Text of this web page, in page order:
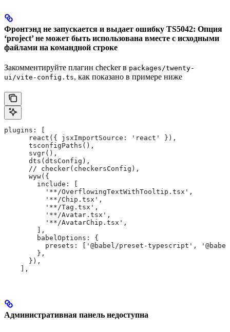
Фронтэнд не запускается и выдает ошибку TS5042: Опция
‘project’ не может быть использована вместе с исходными
файлами на командной строке
Закомментируйте плагин checker в packages/twenty-
ui/vite-config.ts, как показано в примере ниже
plugins: [
      react({ jsxImportSource: 'react' }),
      tsconfigPaths(),
      svgr(),
      dts(dtsConfig),
      // checker(checkersConfig),
      wyw({
        include: [
          '**/OverflowingTextWithTooltip.tsx',
          '**/Chip.tsx',
          '**/Tag.tsx',
          '**/Avatar.tsx',
          '**/AvatarChip.tsx',
        ],
        babelOptions: {
presets: ['@babel/preset-typescript',
        },
      }),
    ],
Административная панель недоступна